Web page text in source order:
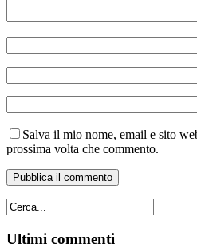
Salva il mio nome, email e sito
prossima volta che commento.
Ultimi commenti